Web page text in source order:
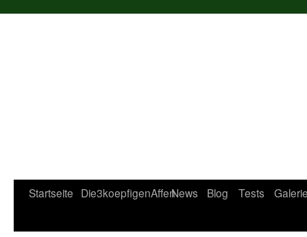
Startseite Die3koepfigenAffenNews Blog Tests